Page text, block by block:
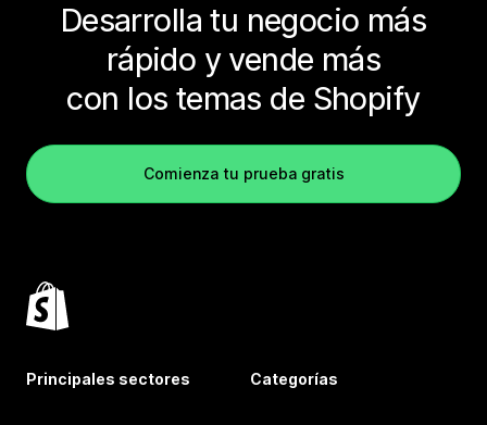
Desarrolla tu negocio más
rápido y vende más
con los temas de Shopify
Comienza tu prueba gratis
Principales sectores Categorías